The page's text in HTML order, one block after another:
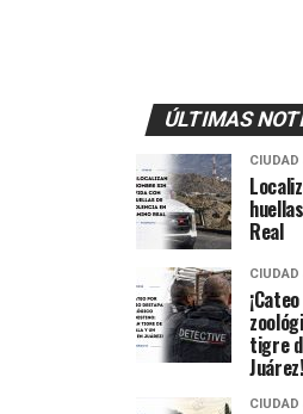
ÚLTIMAS
Real
tigre
Juárez!